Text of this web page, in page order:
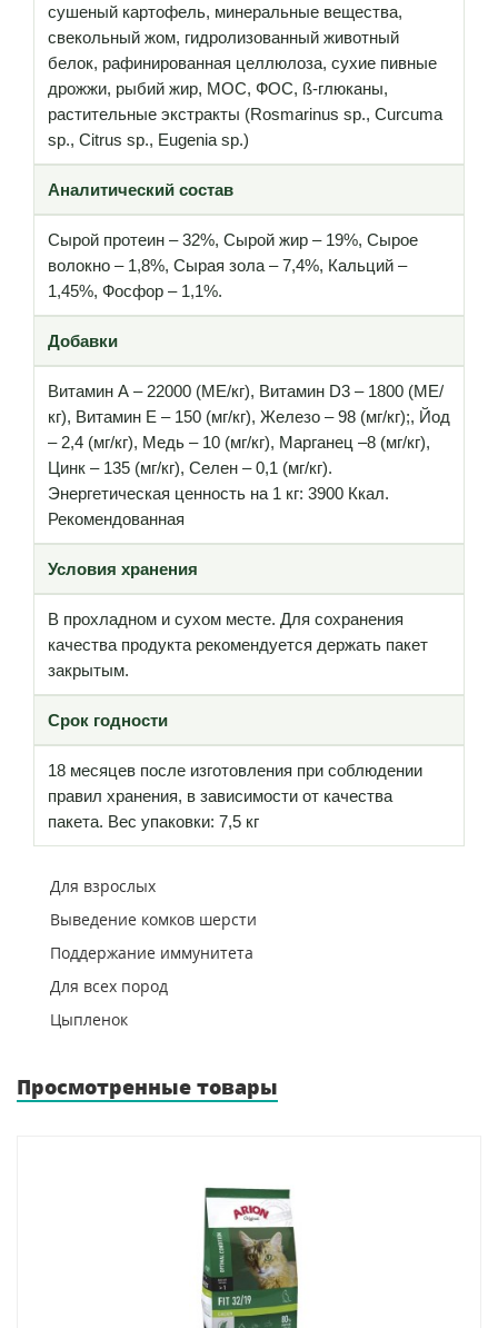
сушеный картофель, минеральные вещества,
свекольный жом, гидролизованный животный
белок, рафинированная целлюлоза, сухие пивные
дрожжи, рыбий жир, МОС, ФОС, ß-глюканы,
растительные экстракты (Rosmarinus sp., Curcuma
sp., Citrus sp., Eugenia sp.)
Аналитический состав
Сырой протеин – 32%, Сырой жир – 19%, Сырое
волокно – 1,8%, Сырая зола – 7,4%, Кальций –
1,45%, Фосфор – 1,1%.
Добавки
Витамин А – 22000 (МЕ/кг), Витамин D3 – 1800 (МЕ/
кг), Витамин Е – 150 (мг/кг), Железо – 98 (мг/кг);, Йод
– 2,4 (мг/кг), Медь – 10 (мг/кг), Марганец –8 (мг/кг),
Цинк – 135 (мг/кг), Селен – 0,1 (мг/кг).
Энергетическая ценность на 1 кг: 3900 Ккал.
Рекомендованная
Условия хранения
В прохладном и сухом месте. Для сохранения
качества продукта рекомендуется держать пакет
закрытым.
Срок годности
18 месяцев после изготовления при соблюдении
правил хранения, в зависимости от качества
пакета. Вес упаковки: 7,5 кг
Для взрослых
Выведение комков шерсти
Поддержание иммунитета
Для всех пород
Цыпленок
Просмотренные товары